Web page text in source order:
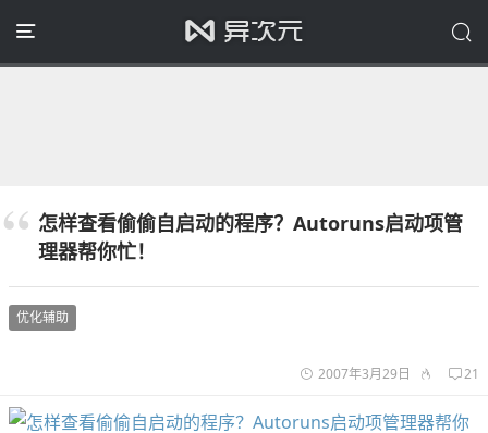
怎样查看偷偷自启动的程序？Autoruns启动项管
理器帮你忙！
优化辅助
2007年3月29日 21